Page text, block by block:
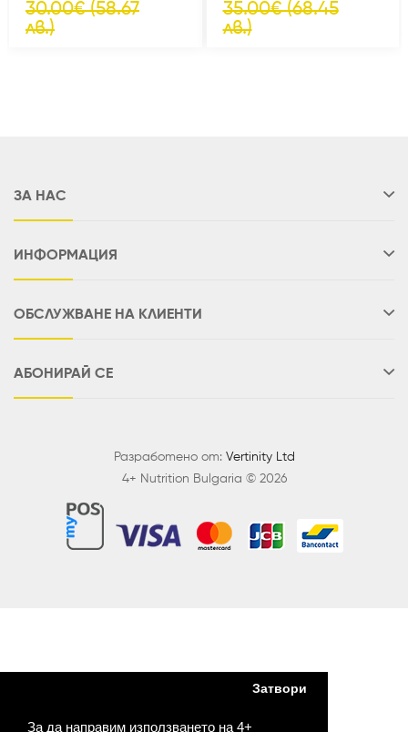
За да направим използването на 4+
Затвори
30.00€ (58.67
лв.)
35.00€ (68.45
лв.)
ЗА НАС
ИНФОРМАЦИЯ
ОБСЛУЖВАНЕ НА КЛИЕНТИ
АБОНИРАЙ СЕ
Разработено от: Vertinity Ltd
4+ Nutrition Bulgaria © 2026